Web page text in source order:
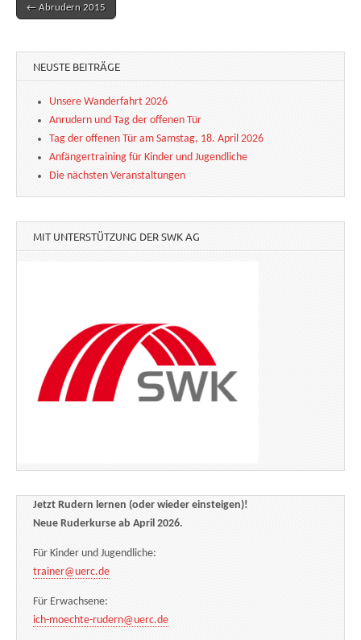
Post navigation
← Abrudern 2015
NEUSTE BEITRÄGE
Unsere Wanderfahrt 2026
Anrudern und Tag der offenen Tür
Tag der offenen Tür am Samstag, 18. April 2026
Anfängertraining für Kinder und Jugendliche
Die nächsten Veranstaltungen
MIT UNTERSTÜTZUNG DER SWK AG
Jetzt Rudern lernen (oder wieder einsteigen)!
Neue Ruderkurse ab April 2026.
Für Kinder und Jugendliche:
trainer@uerc.de
Für Erwachsene:
ich-moechte-rudern@uerc.de